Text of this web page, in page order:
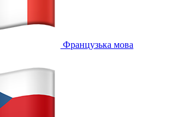
Французька мова